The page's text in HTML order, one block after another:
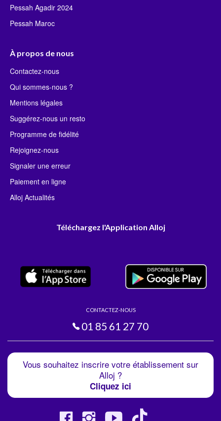
Pessah Agadir 2024
Pessah Maroc
À propos de nous
Contactez-nous
Qui sommes-nous ?
Mentions légales
Suggérez-nous un resto
Programme de fidélité
Rejoignez-nous
Signaler une erreur
Paiement en ligne
Alloj Actualités
Téléchargez l'Application Alloj
CONTACTEZ-NOUS
01 85 61 27 70
Vous souhaitez inscrire votre établissement sur
Alloj ?
Cliquez ici